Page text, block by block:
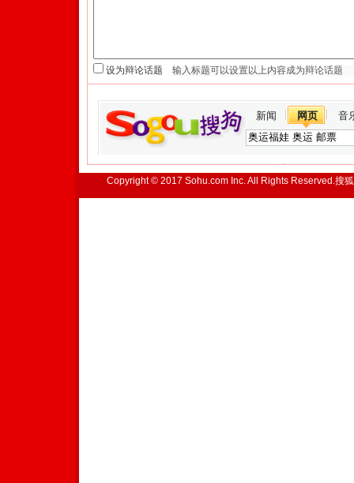
设为辩论话题
新闻 网页 音
Copyright © 2017 Sohu.com Inc. All Rights Reserved.搜